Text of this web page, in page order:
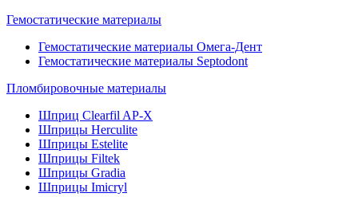
Гемостатические материалы
Гемостатические материалы Омега-Дент
Гемостатические материалы Septodont
Пломбировочные материалы
Шприц Clearfil AP-X
Шприцы Herculite
Шприцы Estelite
Шприцы Filtek
Шприцы Gradia
Шприцы Imicryl